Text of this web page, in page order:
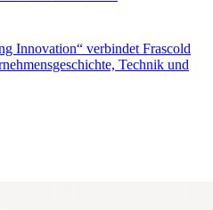
Innovation“ verbindet Frascold
Technik und